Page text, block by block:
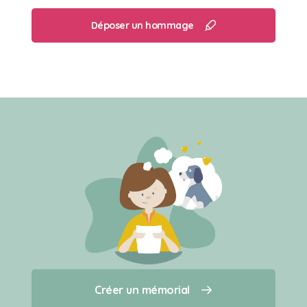
Créer un mémorial
Qui sommes-nous ?
Déposer un hommage
Créer un mémorial